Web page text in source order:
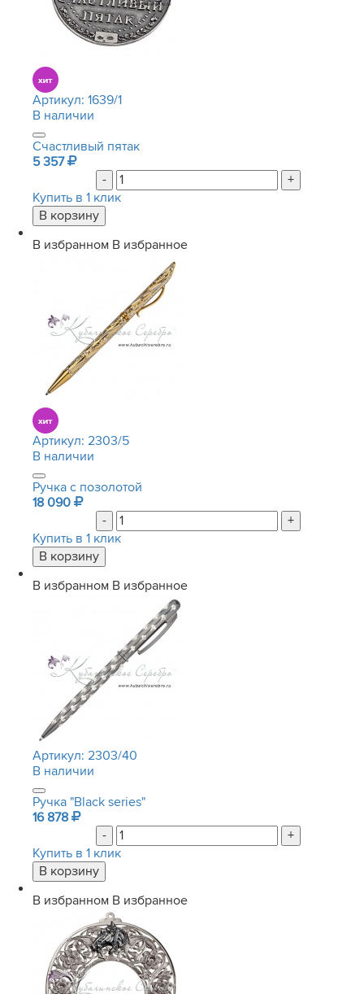
Артикул: 1639/1
В наличии
Счастливый пятак
5 357
-
+
Купить в 1 клик
В избранном В избранное
Артикул: 2303/5
В наличии
Ручка с позолотой
18 090
-
+
Купить в 1 клик
В избранном В избранное
Артикул: 2303/40
В наличии
Ручка "Black series"
16 878
-
+
Купить в 1 клик
В избранном В избранное